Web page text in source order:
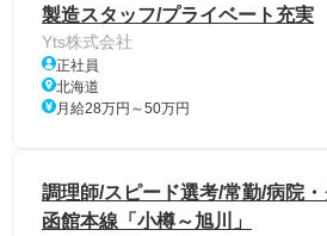
製造スタッフ/プライベート充実
Yts株式会社
正社員
北海道
月給28万円～50万円
調理師/スピード選考/常勤/病院
函館本線「小樽～旭川」